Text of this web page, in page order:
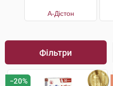
А-Дістон
Фільтри
−20%